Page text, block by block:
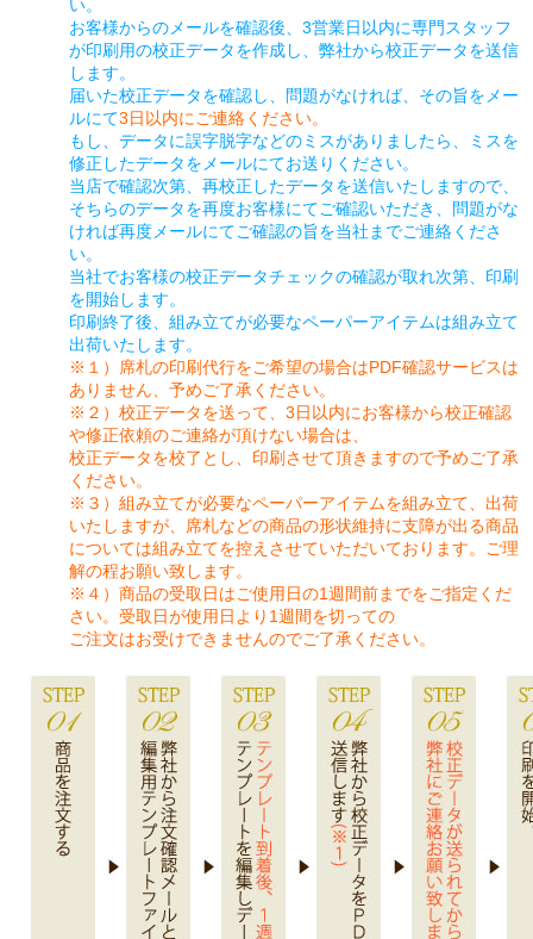
い。
お客様からのメールを確認後、3営業日以内に専門スタッフ
が印刷用の校正データを作成し、弊社から校正データを送信
します。
届いた校正データを確認し、問題がなければ、その旨をメー
ルにて3日以内にご連絡ください。
もし、データに誤字脱字などのミスがありましたら、ミスを
修正したデータをメールにてお送りください。
当店で確認次第、再校正したデータを送信いたしますので、
そちらのデータを再度お客様にてご確認いただき、問題がな
ければ再度メールにてご確認の旨を当社までご連絡くださ
い。
当社でお客様の校正データチェックの確認が取れ次第、印刷
を開始します。
印刷終了後、組み立てが必要なペーパーアイテムは組み立て
出荷いたします。
※１）席札の印刷代行をご希望の場合はPDF確認サービスは
ありません、予めご了承ください。
※２）校正データを送って、3日以内にお客様から校正確認
や修正依頼のご連絡が頂けない場合は、
校正データを校了とし、印刷させて頂きますので予めご了承
ください。
※３）組み立てが必要なペーパーアイテムを組み立て、出荷
いたしますが、席札などの商品の形状維持に支障が出る商品
については組み立てを控えさせていただいております。ご理
解の程お願い致します。
※４）商品の受取日はご使用日の1週間前までをご指定くだ
さい。受取日が使用日より1週間を切っての
ご注文はお受けできませんのでご了承ください。